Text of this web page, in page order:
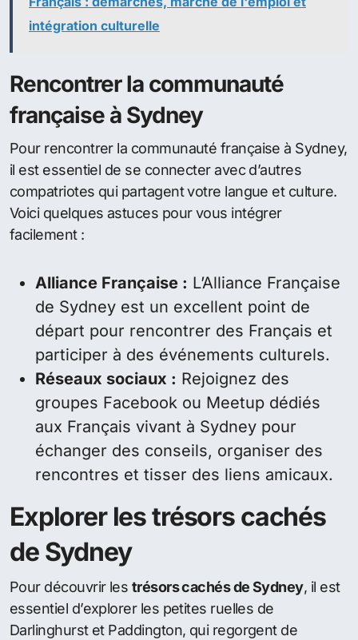
intégration culturelle
Rencontrer la communauté
française à Sydney
Pour rencontrer la communauté française à Sydney,
il est essentiel de se connecter avec d’autres
compatriotes qui partagent votre langue et culture.
Voici quelques astuces pour vous intégrer
facilement :
Alliance Française : L’Alliance Française
de Sydney est un excellent point de
départ pour rencontrer des Français et
participer à des événements culturels.
Réseaux sociaux : Rejoignez des
groupes Facebook ou Meetup dédiés
aux Français vivant à Sydney pour
échanger des conseils, organiser des
rencontres et tisser des liens amicaux.
Explorer les trésors cachés
de Sydney
Pour découvrir les trésors cachés de Sydney, il est
essentiel d’explorer les petites ruelles de
Darlinghurst et Paddington, qui regorgent de